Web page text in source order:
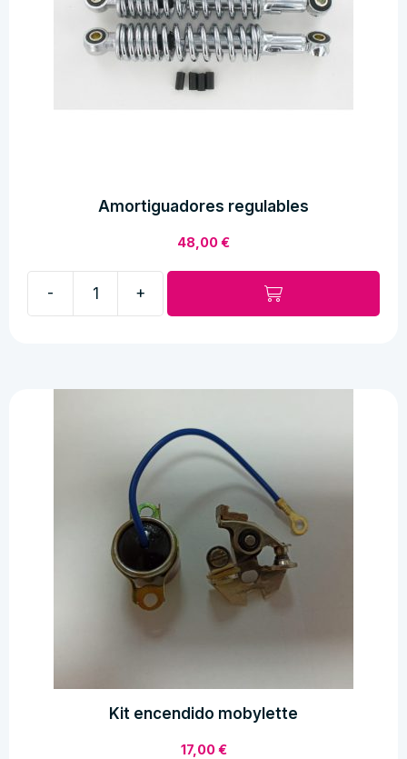
Amortiguadores regulables
48,00€
-
Amortiguadores
+
Kit encendido mobylette
17,00€